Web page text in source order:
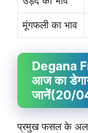
मूंगफली का भाव
Degana
आज का
जानें(20/
प्रमुख फसल के